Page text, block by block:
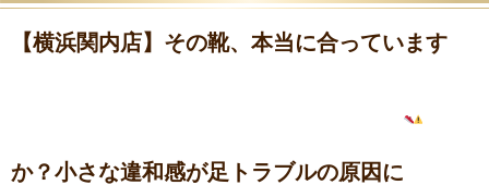
【横浜関内店】その靴、本当に合っています
か？小さな違和感が足トラブルの原因に